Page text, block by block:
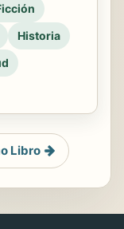
Historia
Libro